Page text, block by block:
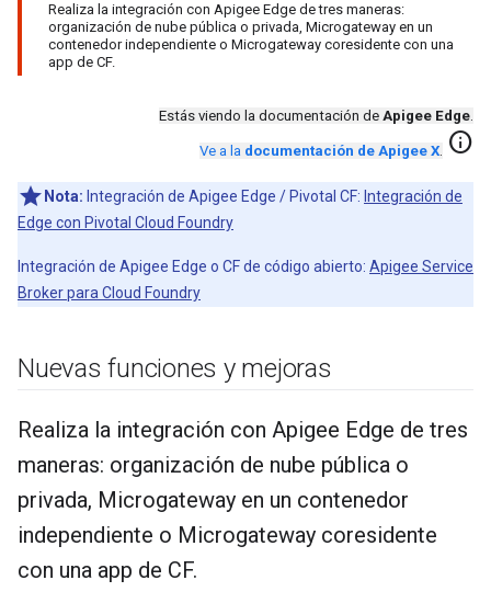
Realiza la integración con Apigee Edge de tres maneras:
organización de nube pública o privada, Microgateway en un
contenedor independiente o Microgateway coresidente con una
app de CF.
Estás viendo la documentación de Apigee Edge.
Ve a la documentación de Apigee X. info
Nota: Integración de Apigee Edge / Pivotal CF: Integración de
Edge con Pivotal Cloud Foundry
Integración de Apigee Edge o CF de código abierto: Apigee Service
Broker para Cloud Foundry
Nuevas funciones y mejoras
Realiza la integración con Apigee Edge de tres
maneras: organización de nube pública o
privada, Microgateway en un contenedor
independiente o Microgateway coresidente
con una app de CF.